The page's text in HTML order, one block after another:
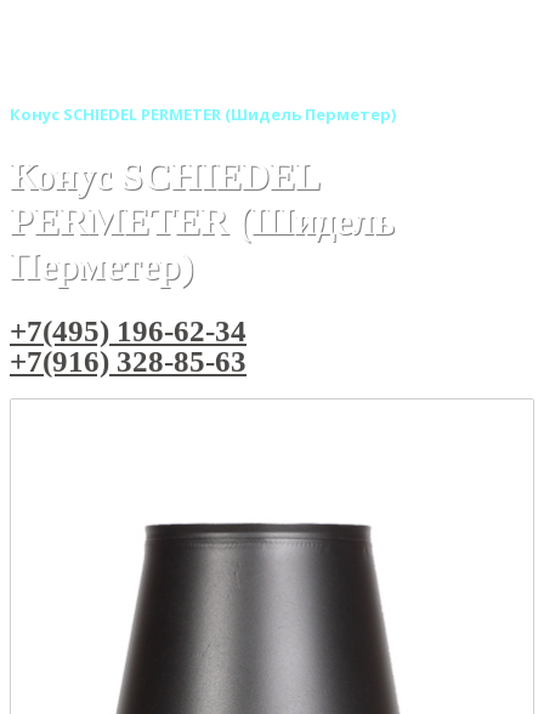
Конус SCHIEDEL PERMETER (Шидель Перметер)
Конус SCHIEDEL
PERMETER (Шидель
Перметер)
+7(495) 196-62-34
+7(916) 328-85-63